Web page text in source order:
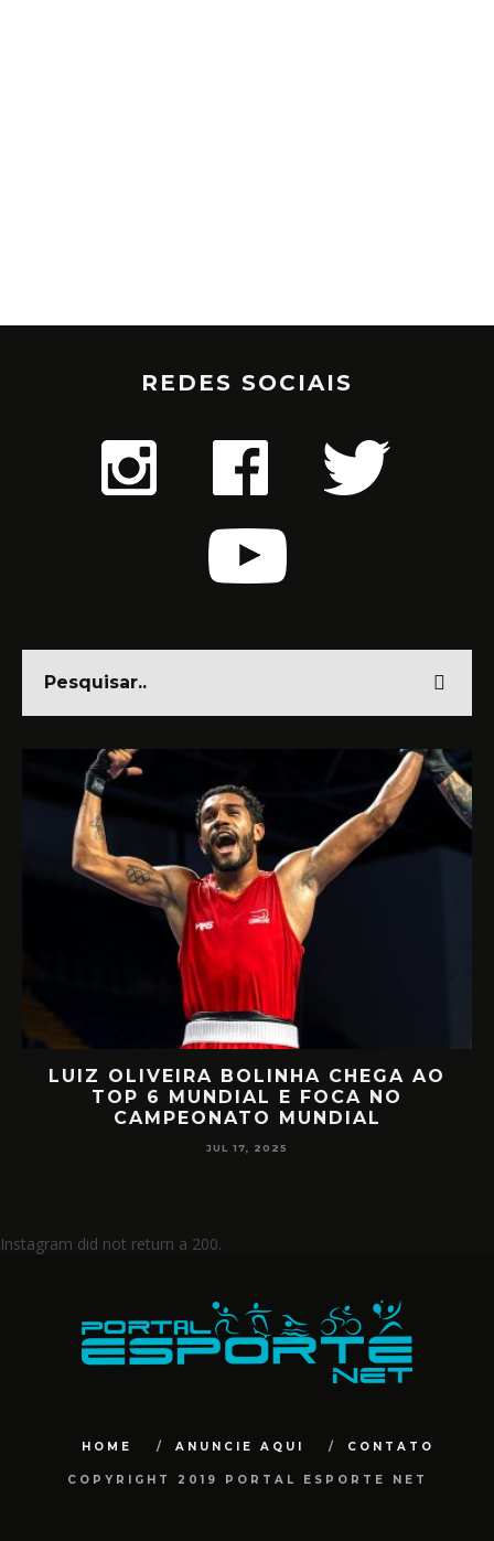
REDES SOCIAIS
OLIVEIRA BOLINHA CHEGA AO
TOP 6 MUNDIAL E FOCA NO
CAMPEONATO MUNDIAL
JUL 17, 2025
Instagram did not return a 200.
HOME ANUNCIE AQUI CONTATO
COPYRIGHT 2019 PORTAL ESPORTE NET